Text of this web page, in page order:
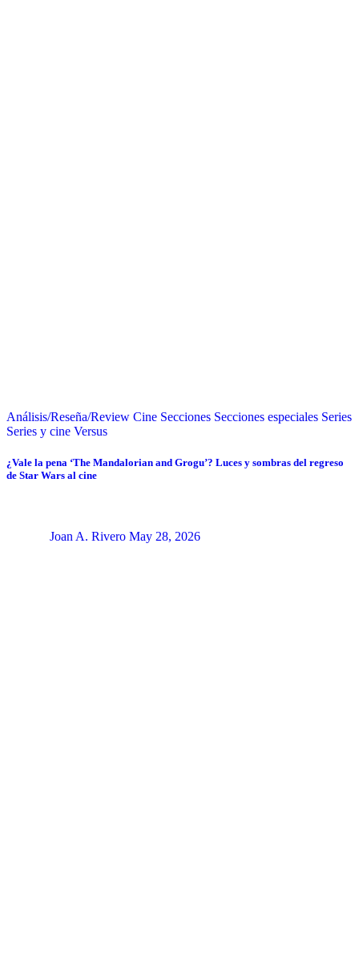
Análisis/Reseña/Review Cine Secciones Secciones especiales Series
Series y cine Versus
¿Vale la pena ‘The Mandalorian and Grogu’? Luces y sombras del regreso
de Star Wars al cine
Joan A. Rivero May 28, 2026